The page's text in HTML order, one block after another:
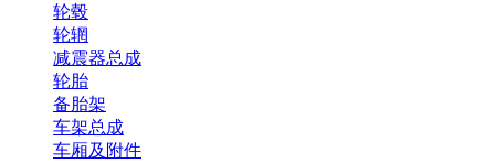
轮毂
轮辋
减震器总成
轮胎
备胎架
车架总成
车厢及附件